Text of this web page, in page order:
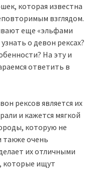
которая известна
взглядом.
еще «эльфами
о девон рексах?
На эту и
ответить в
рексов является их
и кажется мягкой
которую не
также очень
их отличными
которые ищут